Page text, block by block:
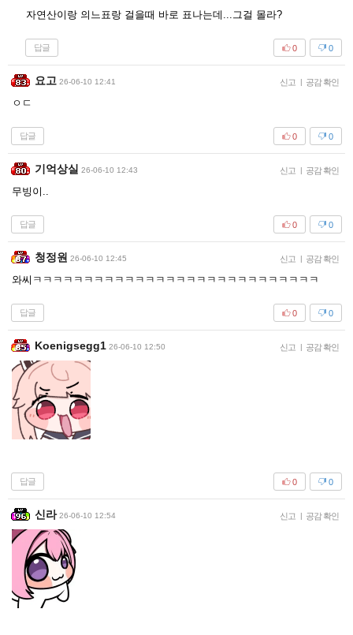
자연산이랑 의느표랑 걸을때 바로 표나는데...그걸 몰라?
답글 0
0
요고 26-06-10 12:41 신고 | 공감 확인
ㅇㄷ
답글 0
0
기억상실 26-06-10 12:43 신고 | 공감 확인
무빙이..
답글 0
0
청정원 26-06-10 12:45 신고 | 공감 확인
와씨ㅋㅋㅋㅋㅋㅋㅋㅋㅋㅋㅋㅋㅋㅋㅋㅋㅋㅋㅋㅋㅋㅋㅋㅋㅋㅋㅋㅋ
답글 0
0
Koenigsegg1 26-06-10 12:50 신고 | 공감 확인
답글 0
0
신라 26-06-10 12:54 신고 | 공감 확인